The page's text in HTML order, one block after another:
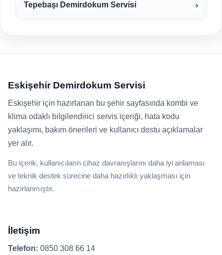
Tepebaşı Demirdokum Servisi
Eskişehir Demirdokum Servisi
Eskişehir için hazırlanan bu şehir sayfasında kombi ve
klima odaklı bilgilendirici servis içeriği, hata kodu
yaklaşımı, bakım önerileri ve kullanıcı dostu açıklamalar
yer alır.
Bu içerik, kullanıcıların cihaz davranışlarını daha iyi anlaması
ve teknik destek sürecine daha hazırlıklı yaklaşması için
hazırlanmıştır.
İletişim
Telefon: 0850 308 66 14